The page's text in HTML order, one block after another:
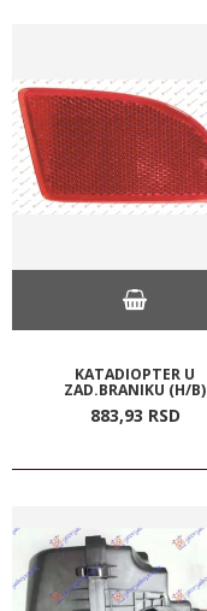
KATADIOPTER U
ZAD.BRANIKU (H/B)
883,93 RSD